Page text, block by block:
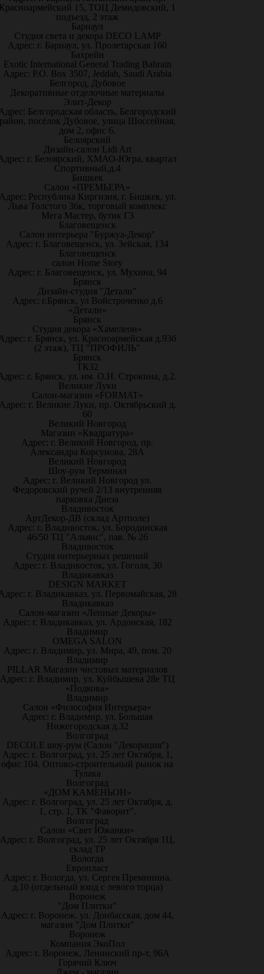
15, ТОЦ Демидовский, 1
подъезд, 2 этаж
Барнаул
Студия света и декора DECO LAMP
Адрес: г. Барнаул, ул. Пролетарская 160
Бахрейн
Exotic International General Trading Bahrain
Адрес: P.O. Box 3507, Jeddah, Saudi Arabia
Белгород, Дубовое
Декоративные отделочные материалы
Элит-Декор
Белгородская область, Белгородский
посёлок Дубовое, улица Шоссейная,
дом 2, офис 6.
Белоярский
Дизайн-салон Lidi Art
г. Белоярский, ХМАО-Югра, квартал
Спортивный,д.4
Бишкек
Салон «ПРЕМЬЕРА»
Республика Киргизия, г. Бишкек, ул.
Льва Толстого 36к, торговый комплекс
Мега Мастер, бутик Г3
Благовещенск
Салон интерьера "Буржуа-Декор"
Адрес: г. Благовещенск, ул. Зейская, 134
Благовещенск
салон Home Story
Адрес: г. Благовещенск, ул. Мухина, 94
Брянск
Дизайн-студия "Детали"
Адрес: г.Брянск, ул Войстроченко д.6
«Детали»
Брянск
Студия декора «Хамелеон»
г. Брянск, ул. Красноармейская д.93б
(2 этаж), ТЦ "ПРОФИЛЬ"
Брянск
ТК32
г. Брянск, ул. им. О.Н. Строкина, д.2.
Великие Луки
Салон-магазин «FORMAT»
г. Великие Луки, пр. Октябрьский д.
60
Великий Новгород
Магазин «Квадратура»
Адрес: г. Великий Новгород, пр.
Александра Корсунова, 28А
Великий Новгород
Шоу-рум Терминал
Адрес: г. Великий Новгород ул.
Федоровский ручей 2/13 внутренняя
парковка Диеза
Владивосток
АртДекор-ДВ (склад Артполе)
Адрес: г. Владивосток, ул. Бородинская
46/50 ТЦ "Альянс", пав. № 26
Владивосток
Студия интерьерных решений
Адрес: г. Владивосток, ул. Гоголя, 30
Владикавказ
DESIGN MARKET
г. Владикавказ, ул. Первомайская, 28
Владикавказ
Салон-магазин «Лепные Декоры»
Адрес: г. Владикавказ, ул. Ардонская, 182
Владимир
OMEGA SALON
Адрес: г. Владимир, ул. Мира, 49, пом. 20
Владимир
PILLAR Магазин чистовых материалов
Адрес: г. Владимир, ул. Куйбышева 28е ТЦ
«Подкова»
Владимир
Салон «Философия Интерьера»
Адрес: г. Владимир, ул. Большая
Нижегородская д.32
Волгоград
DECOLE шоу-рум (Салон "Декорация")
Адрес: г. Волгоград, ул. 25 лет Октября, 1,
офис 104. Оптово-строительный рынок на
Тулака
Волгоград
«ДОМ КАМЕНЬОН»
Адрес: г. Волгоград, ул. 25 лет Октября, д.
1, стр. 1, ТК "Фаворит".
Волгоград
Салон «Свет Южанки»
Адрес: г. Волгоград, ул. 25 лет Октября 1Ц,
склад ТР
Вологда
Европласт
Адрес: г. Вологда, ул. Сергея Преминина,
д.10 (отдельный вход с левого торца)
Воронеж
"Дом Плитки"
Адрес: г. Воронеж. ул. Донбасская, дом 44,
магазин "Дом Плитки"
Воронеж
Компания ЭкоПол
Адрес: г. Воронеж, Ленинский пр-т, 96А
Горячий Ключ
Джем - магазин